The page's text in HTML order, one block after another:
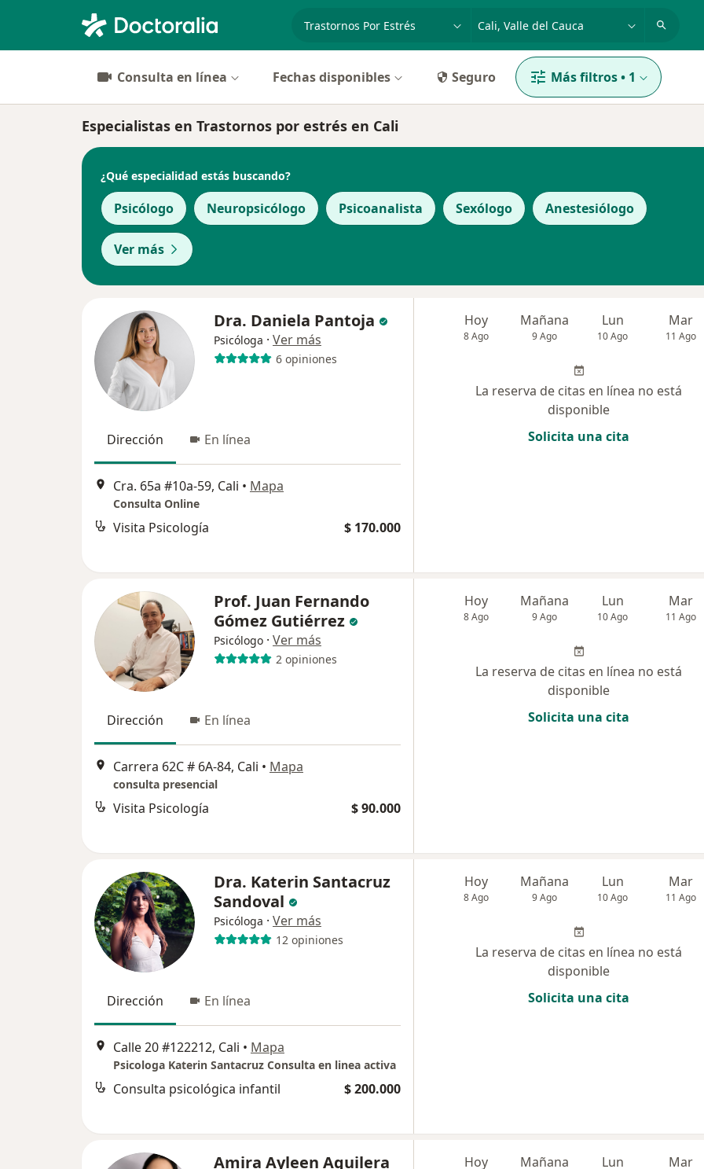
especialidad, enfermedad o nombre
Consulta en línea Fechas disponibles Seguro Más filtros• 1
Especialistas en Trastornos por estrés en Cali
¿Qué especialidad estás buscando?
Psicólogo Neuropsicólogo Psicoanalista Sexólogo Anestesiólogo
Ver más
Dra. Daniela Pantoja
Psicóloga · Ver más
6 opiniones
Dirección En línea
Cra. 65a #10a-59, Cali • Mapa
Consulta Online
Visita Psicología $ 170.000
Hoy
8 Ago
Mañana
9 Ago
Lun
10 Ago
Mar
11 Ago
La reserva de citas en línea no está
disponible
Solicita una cita
Prof. Juan Fernando
Gómez Gutiérrez
Psicólogo · Ver más
2 opiniones
Dirección En línea
Carrera 62C # 6A-84, Cali • Mapa
consulta presencial
Visita Psicología $ 90.000
Hoy
8 Ago
Mañana
9 Ago
Lun
10 Ago
Mar
11 Ago
La reserva de citas en línea no está
disponible
Solicita una cita
Dra. Katerin Santacruz
Sandoval
Psicóloga · Ver más
12 opiniones
Dirección En línea
Calle 20 #122212, Cali • Mapa
Psicologa Katerin Santacruz Consulta en linea activa
Consulta psicológica infantil $ 200.000
Hoy
8 Ago
Mañana
9 Ago
Lun
10 Ago
Mar
11 Ago
La reserva de citas en línea no está
disponible
Solicita una cita
Amira Ayleen Aguilera
Hoy Mañana Lun Mar